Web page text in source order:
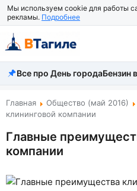
Мы используем cookie для работы
рекламы. Подробнее
Все новости
Происшествия
Власть
Жизнь
Все про День городаБензин
Главная Общество (май 2016)
клининговой компании
Главные
компании